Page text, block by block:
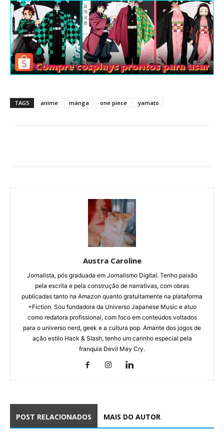
TAGS anime manga one piece yamato
Austra Caroline
Jornalista, pós graduada em Jornalismo Digital. Tenho paixão
pela escrita e pela construção de narrativas, com obras
publicadas tanto na Amazon quanto gratuitamente na plataforma
+Fiction. Sou fundadora da Universo Japanese Music e atuo
como redatora profissional, com foco em conteúdos voltados
para o universo nerd, geek e a cultura pop. Amante dos jogos de
ação estilo Hack & Slash, tenho um carinho especial pela
franquia Devil May Cry.
POST RELACIONADOS MAIS DO AUTOR